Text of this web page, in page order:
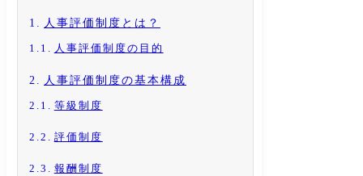
人事評価制度とは？
人事評価制度の目的
人事評価制度の基本構成
等級制度
評価制度
報酬制度